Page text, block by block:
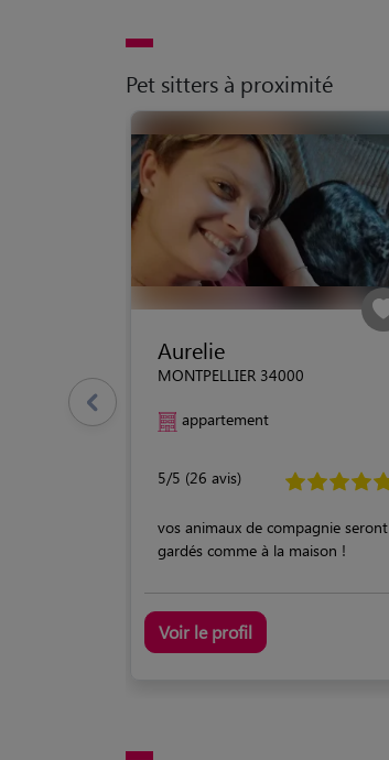
Pet sitters à proximité
Aurelie
MONTPELLIER 34000
appartement
5/5 (26 avis)
vos animaux de compagnie seront
gardés comme à la maison !
Voir le profil